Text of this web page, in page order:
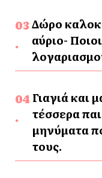
Δώρο
αύριο-
Γιαγιά και
τέσσερα
μηνύματα
τους.